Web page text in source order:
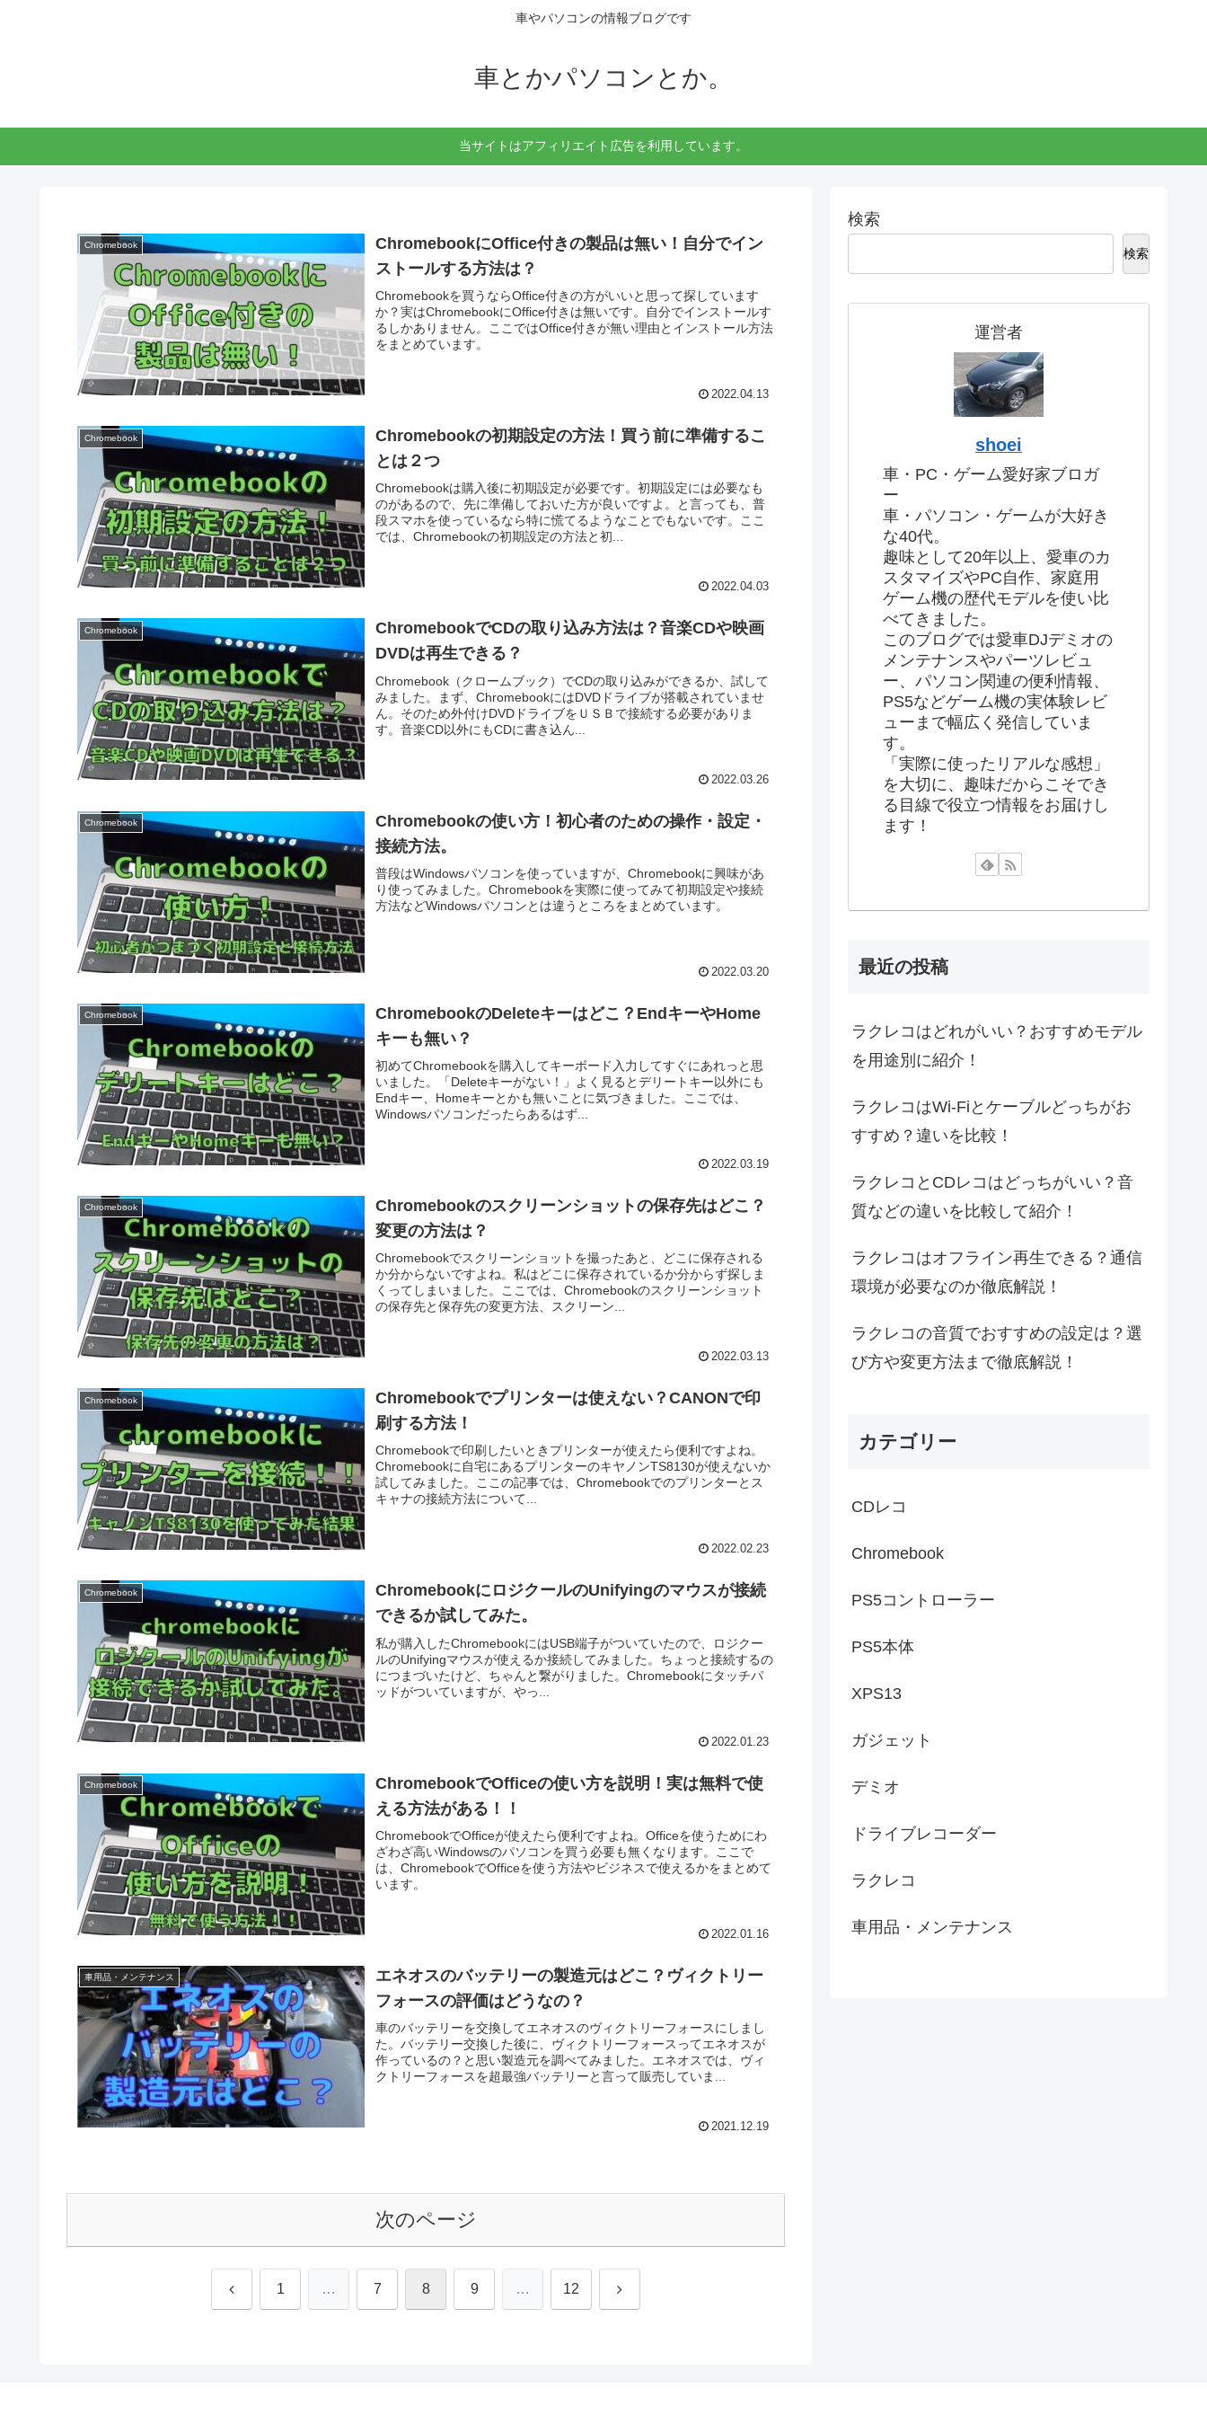
車やパソコンの情報ブログです
車とかパソコンとか。
当サイトはアフィリエイト広告を利用しています。
Chromebook
ChromebookにOffice付きの製品は無い！自分でイン
ストールする方法は？
Chromebookを買うならOffice付きの方がいいと思って探しています
か？実はChromebookにOffice付きは無いです。自分でインストールす
るしかありません。ここではOffice付きが無い理由とインストール方法
をまとめています。
2022.04.13
Chromebook
Chromebookの初期設定の方法！買う前に準備するこ
とは２つ
Chromebookは購入後に初期設定が必要です。初期設定には必要なも
のがあるので、先に準備しておいた方が良いですよ。と言っても、普
段スマホを使っているなら特に慌てるようなことでもないです。ここ
では、Chromebookの初期設定の方法と初...
2022.04.03
Chromebook
ChromebookでCDの取り込み方法は？音楽CDや映画
DVDは再生できる？
Chromebook（クロームブック）でCDの取り込みができるか、試して
みました。まず、ChromebookにはDVDドライブが搭載されていませ
ん。そのため外付けDVDドライブをＵＳＢで接続する必要がありま
す。音楽CD以外にもCDに書き込ん...
2022.03.26
Chromebook
Chromebookの使い方！初心者のための操作・設定・
接続方法。
普段はWindowsパソコンを使っていますが、Chromebookに興味があ
り使ってみました。Chromebookを実際に使ってみて初期設定や接続
方法などWindowsパソコンとは違うところをまとめています。
2022.03.20
Chromebook
ChromebookのDeleteキーはどこ？EndキーやHome
キーも無い？
初めてChromebookを購入してキーボード入力してすぐにあれっと思
いました。「Deleteキーがない！」よく見るとデリートキー以外にも
Endキー、Homeキーとかも無いことに気づきました。ここでは、
Windowsパソコンだったらあるはず...
2022.03.19
Chromebook
Chromebookのスクリーンショットの保存先はどこ？
変更の方法は？
Chromebookでスクリーンショットを撮ったあと、どこに保存される
か分からないですよね。私はどこに保存されているか分からず探しま
くってしまいました。ここでは、Chromebookのスクリーンショット
の保存先と保存先の変更方法、スクリーン...
2022.03.13
Chromebook
Chromebookでプリンターは使えない？CANONで印
刷する方法！
Chromebookで印刷したいときプリンターが使えたら便利ですよね。
Chromebookに自宅にあるプリンターのキヤノンTS8130が使えないか
試してみました。ここの記事では、Chromebookでのプリンターとス
キャナの接続方法について...
2022.02.23
Chromebook
ChromebookにロジクールのUnifyingのマウスが接続
できるか試してみた。
私が購入したChromebookにはUSB端子がついていたので、ロジクー
ルのUnifyingマウスが使えるか接続してみました。ちょっと接続するの
につまづいたけど、ちゃんと繋がりました。Chromebookにタッチパ
ッドがついていますが、やっ...
2022.01.23
Chromebook
ChromebookでOfficeの使い方を説明！実は無料で使
える方法がある！！
ChromebookでOfficeが使えたら便利ですよね。Officeを使うためにわ
ざわざ高いWindowsのパソコンを買う必要も無くなります。ここで
は、ChromebookでOfficeを使う方法やビジネスで使えるかをまとめて
います。
2022.01.16
車用品・メンテナンス
エネオスのバッテリーの製造元はどこ？ヴィクトリー
フォースの評価はどうなの？
車のバッテリーを交換してエネオスのヴィクトリーフォースにしまし
た。バッテリー交換した後に、ヴィクトリーフォースってエネオスが
作っているの？と思い製造元を調べてみました。エネオスでは、ヴィ
クトリーフォースを超最強バッテリーと言って販売していま...
2021.12.19
次のページ
前 1 … 7 8 9 … 12 次
検索
検索
運営者
shoei
車・PC・ゲーム愛好家ブロガ
ー
車・パソコン・ゲームが大好き
な40代。
趣味として20年以上、愛車のカ
スタマイズやPC自作、家庭用
ゲーム機の歴代モデルを使い比
べてきました。
このブログでは愛車DJデミオの
メンテナンスやパーツレビュ
ー、パソコン関連の便利情報、
PS5などゲーム機の実体験レビ
ューまで幅広く発信していま
す。
「実際に使ったリアルな感想」
を大切に、趣味だからこそでき
る目線で役立つ情報をお届けし
ます！
最近の投稿
ラクレコはどれがいい？おすすめモデル
を用途別に紹介！
ラクレコはWi-Fiとケーブルどっちがお
すすめ？違いを比較！
ラクレコとCDレコはどっちがいい？音
質などの違いを比較して紹介！
ラクレコはオフライン再生できる？通信
環境が必要なのか徹底解説！
ラクレコの音質でおすすめの設定は？選
び方や変更方法まで徹底解説！
カテゴリー
CDレコ
Chromebook
PS5コントローラー
PS5本体
XPS13
ガジェット
デミオ
ドライブレコーダー
ラクレコ
車用品・メンテナンス